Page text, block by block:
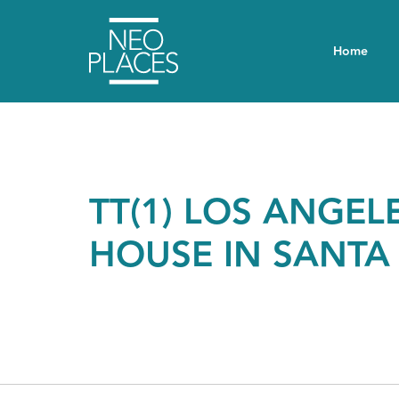
Home
TT(1) LOS
HOUSE IN